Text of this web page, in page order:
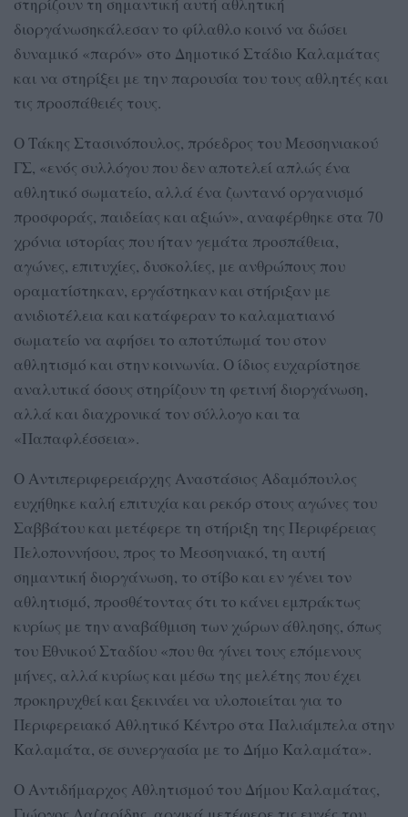
διοργάνωσηκάλεσαν το φίλαθλο κοινό να δώσει
δυναμικό «παρόν» στο Δημοτικό Στάδιο Καλαμάτας
και να στηρίξει με την παρουσία του τους αθλητές και
τις προσπάθειές τους.
Ο Τάκης Στασινόπουλος, πρόεδρος του Μεσσηνιακού
ΓΣ, «ενός συλλόγου που δεν αποτελεί απλώς ένα
αθλητικό σωματείο, αλλά ένα ζωντανό οργανισμό
προσφοράς, παιδείας και αξιών», αναφέρθηκε στα 70
χρόνια ιστορίας που ήταν γεμάτα προσπάθεια,
αγώνες, επιτυχίες, δυσκολίες, με ανθρώπους που
οραματίστηκαν, εργάστηκαν και στήριξαν με
ανιδιοτέλεια και κατάφεραν το καλαματιανό
σωματείο να αφήσει το αποτύπωμά του στον
αθλητισμό και στην κοινωνία. Ο ίδιος ευχαρίστησε
αναλυτικά όσους στηρίζουν τη φετινή διοργάνωση,
αλλά και διαχρονικά τον σύλλογο και τα
«Παπαφλέσσεια».
Ο Αντιπεριφερειάρχης Αναστάσιος Αδαμόπουλος
ευχήθηκε καλή επιτυχία και ρεκόρ στους αγώνες του
Σαββάτου και μετέφερε τη στήριξη της Περιφέρειας
Πελοποννήσου, προς το Μεσσηνιακό, τη αυτή
σημαντική διοργάνωση, το στίβο και εν γένει τον
αθλητισμό, προσθέτοντας ότι το κάνει εμπράκτως
κυρίως με την αναβάθμιση των χώρων άθλησης, όπως
του Εθνικού Σταδίου «που θα γίνει τους επόμενους
μήνες, αλλά κυρίως και μέσω της μελέτης που έχει
προκηρυχθεί και ξεκινάει να υλοποιείται για το
Περιφερειακό Αθλητικό Κέντρο στα Παλιάμπελα στην
Καλαμάτα, σε συνεργασία με το Δήμο Καλαμάτα».
Ο Αντιδήμαρχος Αθλητισμού του Δήμου Καλαμάτας,